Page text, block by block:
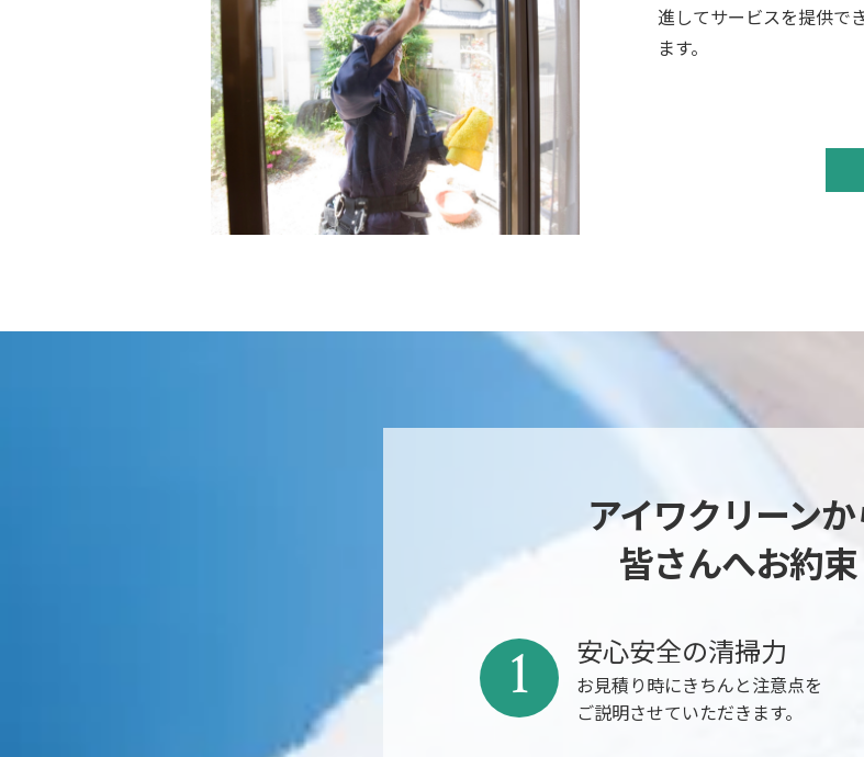
進してサービスを提供で
ます。
アイワクリーンか
皆さんへお約束
安心安全の清掃力
お見積り時にきちんと注意点を
ご説明させていただきます。
1